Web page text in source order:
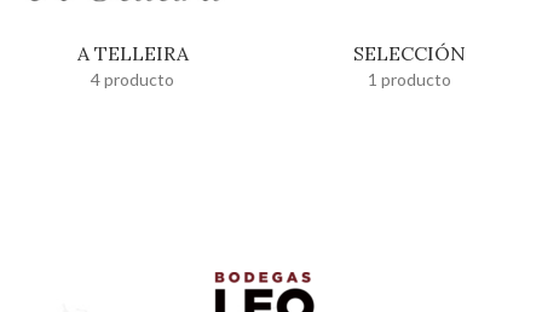
A TELLEIRA
4 producto
SELECCIÓN
1 producto